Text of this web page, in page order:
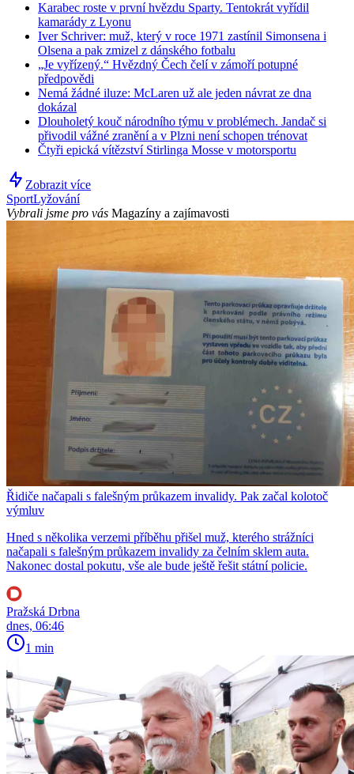
Karabec roste v první hvězdu Sparty. Tentokrát vyřídil
kamarády z Lyonu
Iver Schriver: muž, který v roce 1971 zastínil Simonsena i
Olsena a pak zmizel z dánského fotbalu
„Je vyřízený.“ Hvězdný Čech čelí v zámoří potupné
předpovědi
Nemá žádné iluze: McLaren už ale jeden návrat ze dna
dokázal
Dlouholetý kouč národního týmu v problémech. Jandač si
přivodil vážné zranění a v Plzni není schopen trénovat
Čtyři epická vítězství Stirlinga Mosse v motorsportu
Zobrazit více
SportLyžování
Vybrali jsme pro vás Magazíny a zajímavosti
Řidiče načapali s falešným průkazem invalidy. Pak začal kolotoč
výmluv
Hned s několika verzemi příběhu přišel muž, kterého strážníci
načapali s falešným průkazem invalidy za čelním sklem auta.
Nakonec dostal pokutu, vše ale bude ještě řešit státní policie.
Pražská Drbna
dnes, 06:46
1 min